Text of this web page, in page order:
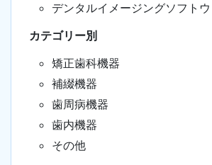
デンタルイメージングソフト
カテゴリー別
矯正歯科機器
補綴機器
歯周病機器
歯内機器
その他